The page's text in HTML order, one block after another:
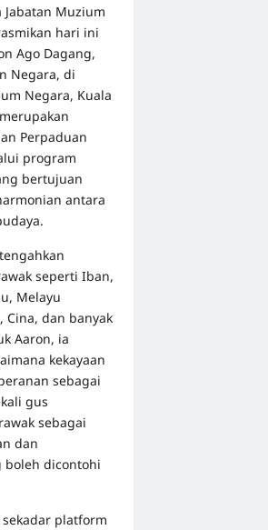
Muzium
hari ini
Ago Dagang,
Negara, di
Negara, Kuala
Perpaduan
program
bertujuan
antara
seperti Iban,
Melayu
Cina, dan banyak
Aaron, ia
kekayaan
sebagai
gus
sebagai
dan
boleh dicontohi
platform